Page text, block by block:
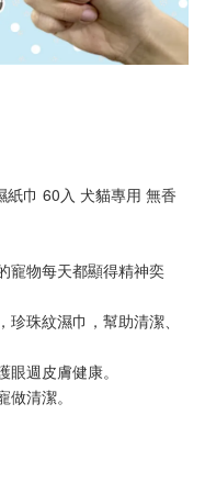
紙巾 60入 犬貓專用 無香
寵物每天都顯得精神奕
珠紋濕巾，幫助清潔、
週皮膚健康。
清潔。